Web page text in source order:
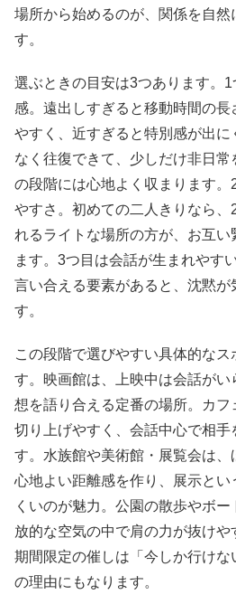
場所から始めるのが、関係を自然
す。
選ぶときの目安は3つあります。
感。遠出しすぎると移動時間の長
やすく、近すぎると特別感が出
なく往復できて、少しだけ非日常
の段階には心地よく収まります
やすさ。初めての二人きりなら、
れるライトな場所の方が、お互
ます。3つ目は会話が生まれやす
言い合える要素があると、沈黙が
す。
この段階で選びやすい具体的なス
す。映画館は、上映中は会話が
想を語り合える定番の場所。カ
切り上げやすく、会話中心で相手
す。水族館や美術館・展覧会は
心地よい距離感を作り、展示と
くいのが魅力。公園の散歩やボ
放的な空気の中で肩の力が抜け
期間限定の催しは「今しか行け
の理由にもなります。